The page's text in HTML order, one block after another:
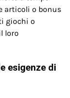
articoli o bonus
giochi o
loro
esigenze di